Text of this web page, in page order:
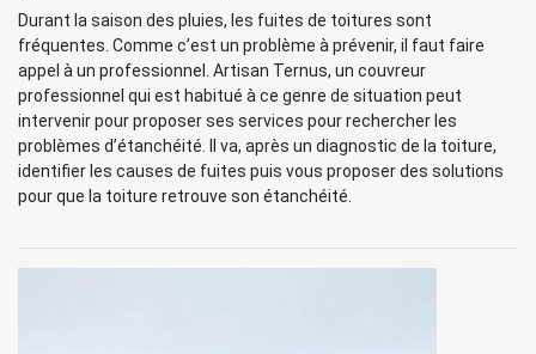
Durant la saison des pluies, les fuites de toitures sont
fréquentes. Comme c’est un problème à prévenir, il faut faire
appel à un professionnel. Artisan Ternus, un couvreur
professionnel qui est habitué à ce genre de situation peut
intervenir pour proposer ses services pour rechercher les
problèmes d’étanchéité. Il va, après un diagnostic de la toiture,
identifier les causes de fuites puis vous proposer des solutions
pour que la toiture retrouve son étanchéité.